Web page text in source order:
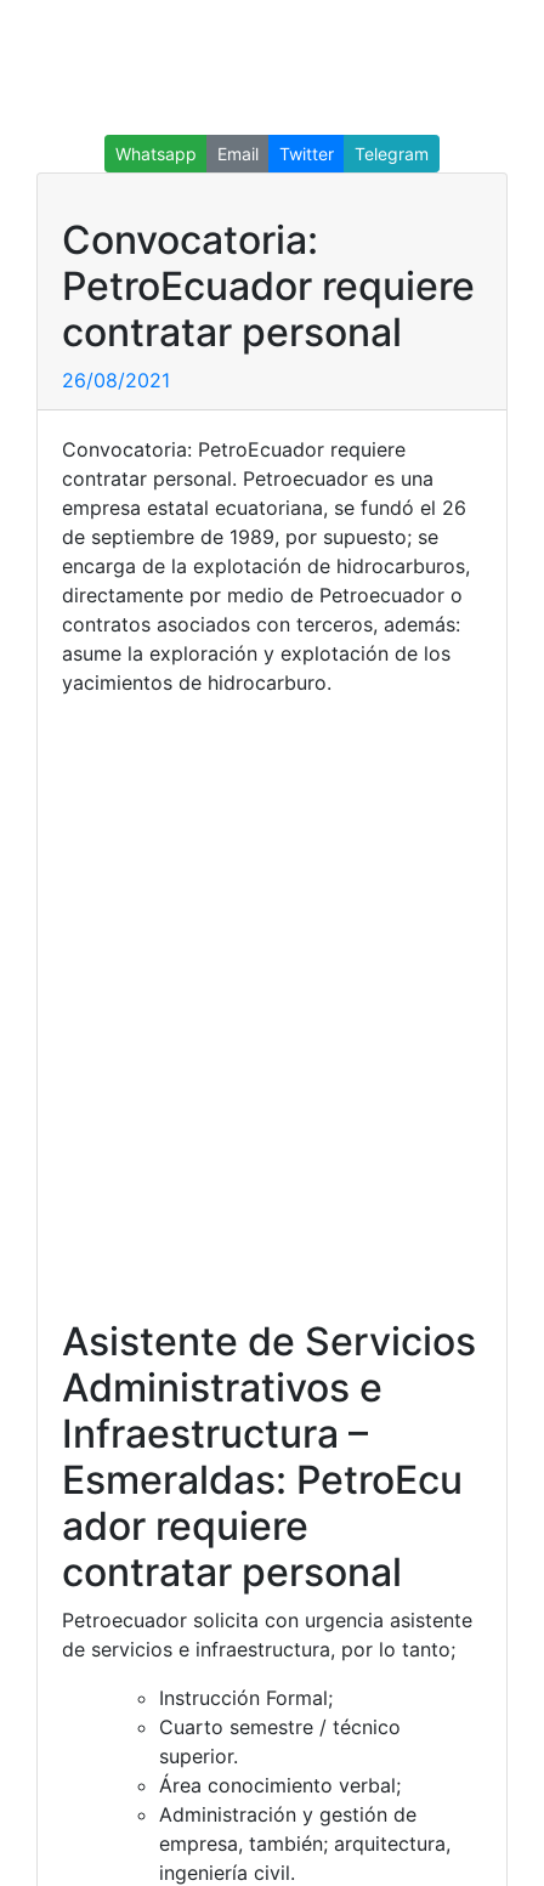
Whatsapp Email Twitter Telegram
Convocatoria:
PetroEcuador requiere
contratar personal
26/08/2021
Convocatoria: PetroEcuador requiere
contratar personal. Petroecuador es una
empresa estatal ecuatoriana, se fundó el 26
de septiembre de 1989, por supuesto; se
encarga de la explotación de hidrocarburos,
directamente por medio de Petroecuador o
contratos asociados con terceros, además:
asume la exploración y explotación de los
yacimientos de hidrocarburo.
Asistente de Servicios
Administrativos e
Infraestructura –
Esmeraldas: PetroEcu
ador requiere
contratar personal
Petroecuador solicita con urgencia asistente
de servicios e infraestructura, por lo tanto;
Instrucción Formal;
Cuarto semestre / técnico
superior.
Área conocimiento verbal;
Administración y gestión de
empresa, también; arquitectura,
ingeniería civil.